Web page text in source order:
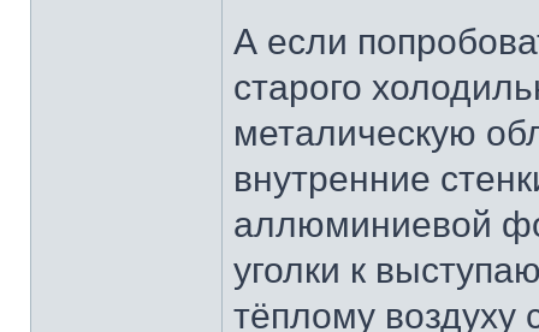
А если
старого
металическую
внутренние
аллюминиевой
уголки к
тёплому воздуху